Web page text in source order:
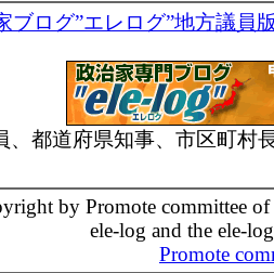
ブログ”エレログ”地方議員
、都道府県知事、市区町村
by Promote committee
ele-log and the ele-
Promote